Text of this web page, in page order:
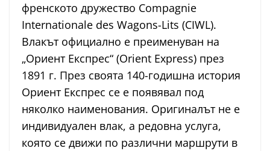
френското дружество Compagnie
Internationale des Wagons-Lits (CIWL).
Влакът официално е преименуван на
„Ориент Експрес“ (Orient Express) през
1891 г. През своята 140-годишна история
Ориент Експрес се е появявал под
няколко наименования. Оригиналът не е
индивидуален влак, а редовна услуга,
която се движи по различни маршрути в